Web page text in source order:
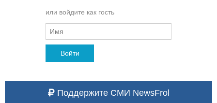
или войдите как гость
Войти
Поддержите СМИ NewsFrol